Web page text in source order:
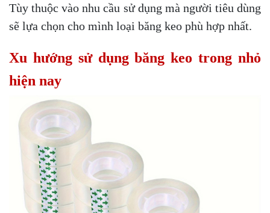
Tùy thuộc vào nhu cầu sử dụng mà người tiêu dùng
sẽ lựa chọn cho mình loại băng keo phù hợp nhất.
Xu hướng sử dụng băng keo trong nhỏ
hiện nay